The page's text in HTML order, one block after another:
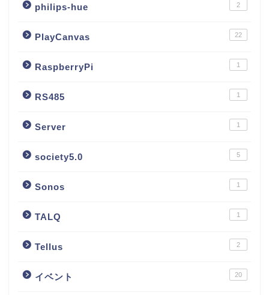
philips-hue 2
PlayCanvas 22
RaspberryPi 1
RS485 1
Server 1
society5.0 5
Sonos 1
TALQ 1
Tellus 2
イベント 20